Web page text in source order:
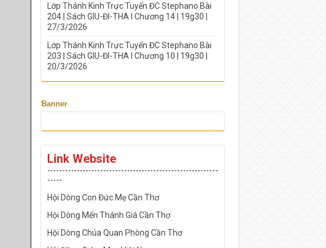
Lớp Thánh Kinh Trực Tuyến ĐC Stephano Bài
204 | Sách GIU-ĐI-THA I Chương 14 | 19g30 |
27/3/2026
Lớp Thánh Kinh Trực Tuyến ĐC Stephano Bài
203 | Sách GIU-ĐI-THA I Chương 10 | 19g30 |
20/3/2026
Banner
Link Website
----------------------------------------------------------
-----
Hội Dòng Con Đức Mẹ Cần Thơ
Hội Dòng Mến Thánh Giá Cần Thơ
Hội Dòng Chúa Quan Phòng Cần Thơ